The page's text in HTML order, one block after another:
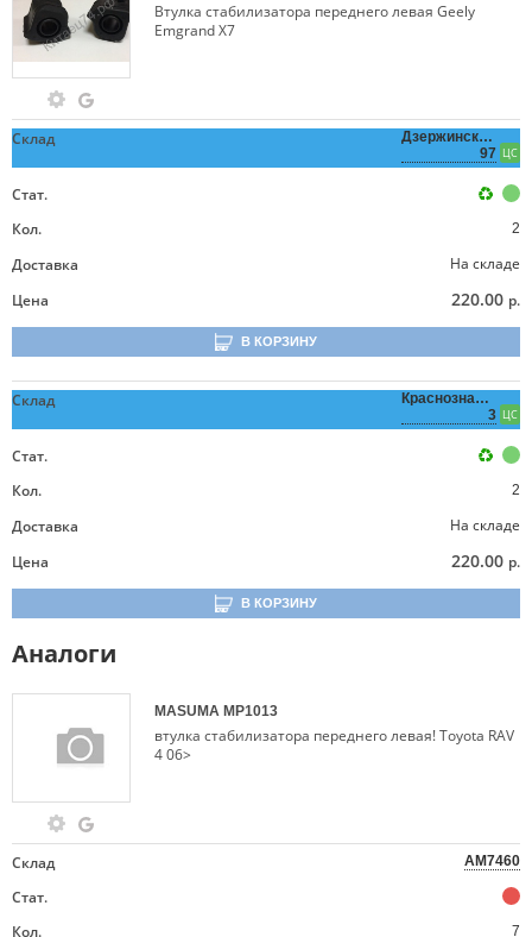
Втулка стабилизатора переднего левая Geely
Emgrand X7
Склад
Дзержинского,
97 ЦС
Стат.
Кол.
2
Доставка
На складе
Цена
220.00 р.
В КОРЗИНУ
Склад
Краснознаменная,
3 ЦС
Стат.
Кол.
2
Доставка
На складе
Цена
220.00 р.
В КОРЗИНУ
Аналоги
MASUMA MP1013
втулка стабилизатора переднего левая! Toyota RAV
4 06>
Склад AM7460
Стат.
Кол.
7